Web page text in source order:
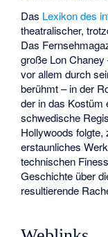
Das Lexikon des
theatralischer,
Das
große Lon
vor allem durch
berühmt – in der
der in das Kostüm
schwedische
Hollywoods folgte,
erstaunliches
technischen
Geschichte über
resultierende